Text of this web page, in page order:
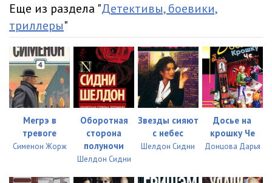
Еще из раздела "Детективы, боевики,
триллеры"
Мегрэ в
тревоге
Сименон Жорж
Оборотная
сторона
полуночи
Шелдон Сидни
Звезды сияют
с небес
Шелдон Сидни
Досье на
крошку Че
Донцова Дарья